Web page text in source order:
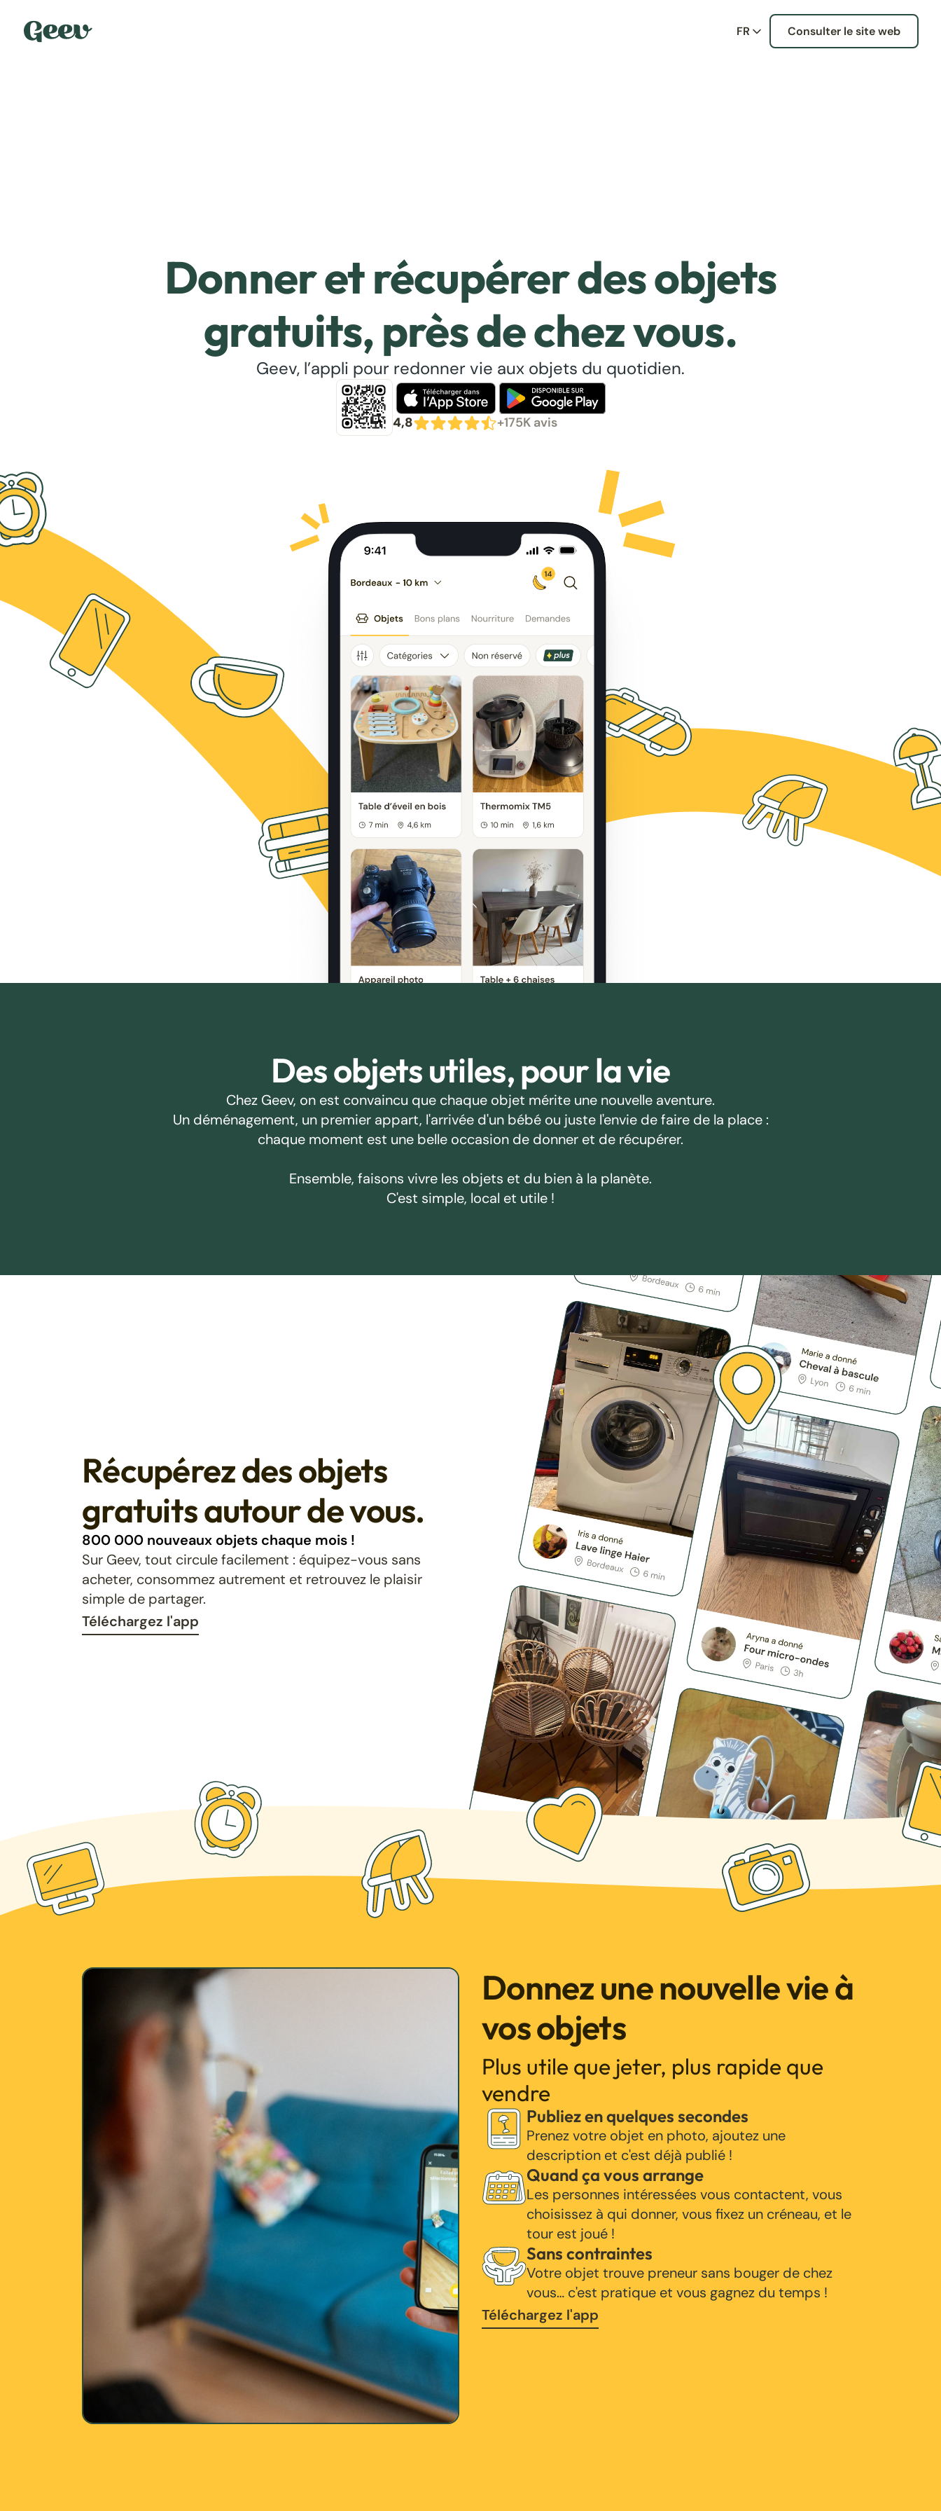
FR Consulter le site web
Donner et récupérer des objets
gratuits, près de chez vous.
Geev, l’appli pour redonner vie aux objets du quotidien.
4,8 +175K avis
Des objets utiles, pour la vie
Chez Geev, on est convaincu que chaque objet mérite une nouvelle aventure.
Un déménagement, un premier appart, l'arrivée d'un bébé ou juste l'envie de faire de la place :
chaque moment est une belle occasion de donner et de récupérer.
Ensemble, faisons vivre les objets et du bien à la planète.
C'est simple, local et utile !
Récupérez des objets
gratuits autour de vous.
800 000 nouveaux objets chaque mois !
Sur Geev, tout circule facilement : équipez-vous sans
acheter, consommez autrement et retrouvez le plaisir
simple de partager.
Téléchargez l'app
Donnez une nouvelle vie à
vos objets
Plus utile que jeter, plus rapide que
vendre
Publiez en quelques secondes
Prenez votre objet en photo, ajoutez une
description et c'est déjà publié !
Quand ça vous arrange
Les personnes intéressées vous contactent, vous
choisissez à qui donner, vous fixez un créneau, et le
tour est joué !
Sans contraintes
Votre objet trouve preneur sans bouger de chez
vous… c'est pratique et vous gagnez du temps !
Téléchargez l'app